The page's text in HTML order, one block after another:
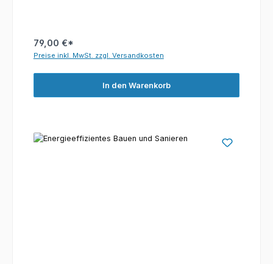
79,00 €*
Preise inkl. MwSt. zzgl. Versandkosten
In den Warenkorb